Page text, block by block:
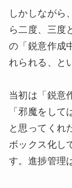
しかしながら
ら二度、三度
の「鋭意作成
れられる、と
当初は「鋭意
「邪魔をして
と思ってくれ
ボックス化し
す。進捗管理